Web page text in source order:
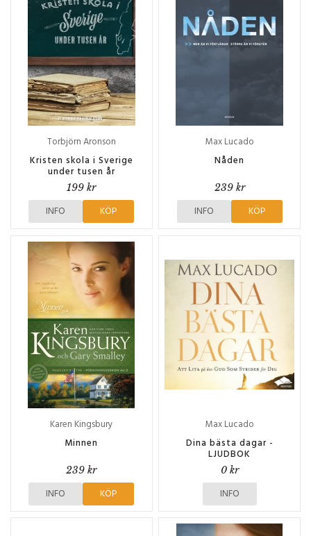
Torbjörn Aronson
Kristen skola i Sverige
under tusen år
199 kr
INFO KÖP
Max Lucado
Nåden
239 kr
INFO KÖP
Karen Kingsbury
Minnen
239 kr
INFO KÖP
Max Lucado
Dina bästa dagar -
LJUDBOK
0 kr
INFO